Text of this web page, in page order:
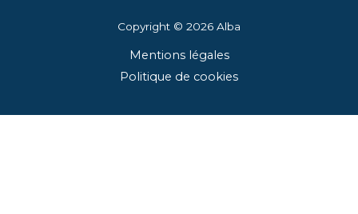
Copyright © 2026 Alba
Mentions légales
Politique de cookies